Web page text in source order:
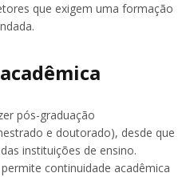
que exigem uma formação
pós-graduação
e doutorado), desde que
instituições de ensino.
continuidade acadêmica